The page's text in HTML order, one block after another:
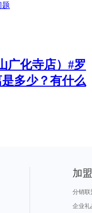
题
广化寺店）#罗
多少？有什么
加
分销联
企业礼